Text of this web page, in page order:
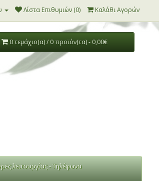
Λίστα Επιθυμιών (0) Καλάθι Αγορών
0 τεμάχιο(α) / 0 προϊόν(τα) - 0,00€
λειτουργίας - Τηλέφωνα